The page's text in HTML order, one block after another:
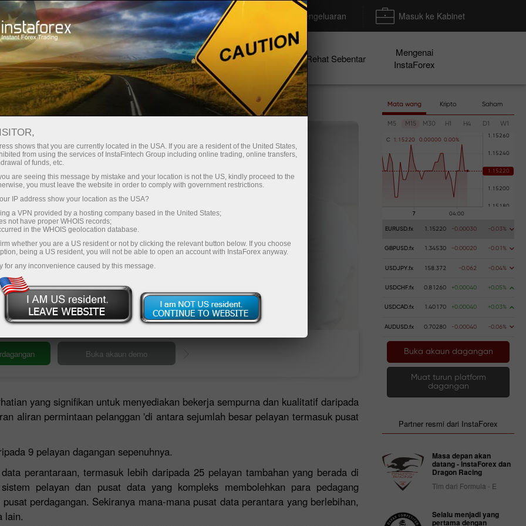
akaun segera Platform dagangan Deposit/Pengeluaran Masuk ke Kabinet
Pedagang
Baru
Untuk Pelabur
Untuk Rakan
Niaga
Kempen Rehat Sebentar
Mengenai
InstaForex
pelayan
di
7 000
Pengeluaran wang
yang signifikan untuk menyediakan bekerja sempurna dan kualitatif daripada
aliran permintaan pelanggan 'di antara sejumlah besar pelayan termasuk pusat
9 pelayan dagangan sepenuhnya.
perantaraan, termasuk lebih daripada 25 pelayan tambahan yang berada di
pelayan dan pusat data yang kompleks membolehkan para pedagang
perdagangan. Sekiranya mana-mana pusat data perantara yang berlebihan,
lain.
Mata wang Kripto Saham
M5 M15 M30 H1 H4 D1 W1
C 1 . 1 52 20 0 .00000 0 .00%
EURUSD.fx 1.15220 -0.00030 -0.03%
GBPUSD.fx 1.34530 -0.00020 -0.01%
USDJPY.fx 158.372 -0.062 -0.04%
USDCHF.fx 0.81260 +0.00040 +0.05%
USDCAD.fx 1.40170 +0.00040 +0.03%
AUDUSD.fx 0.70280 -0.00040 -0.06%
Buka akaun dagangan
Muat turun platform
dagangan
Partner resmi dari InstaForex
Masa depan akan
datang - InstaForex dan
Dragon Racing
Tim dari Formula - E
Selalu menjadi yang
pertama dengan
shows that you are currently located in the USA. If you are a resident of the United States,
from using the services of InstaFintech Group including online trading, online transfers,
of funds, etc.
are seeing this message by mistake and your location is not the US, kindly proceed to the
you must leave the website in order to comply with government restrictions.
IP address show your location as the USA?
a VPN provided by a hosting company based in the United States;
not have proper WHOIS records;
in the WHOIS geolocation database.
whether you are a US resident or not by clicking the relevant button below. If you choose
being a US resident, you will not be able to open an account with InstaForex anyway.
for any inconvenience caused by this message.